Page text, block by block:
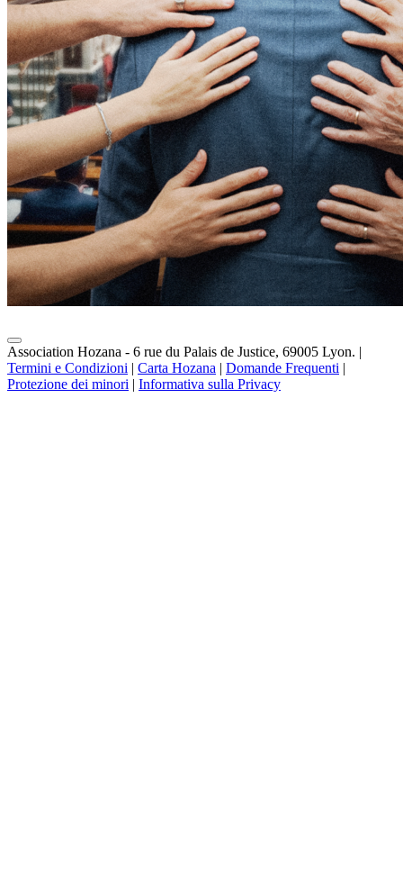
Association Hozana - 6 rue du Palais de Justice, 69005 Lyon. |
Termini e Condizioni | Carta Hozana | Domande Frequenti |
Protezione dei minori | Informativa sulla Privacy